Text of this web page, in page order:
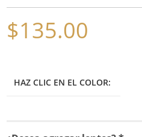
$135.00
HAZ CLIC EN EL COLOR: